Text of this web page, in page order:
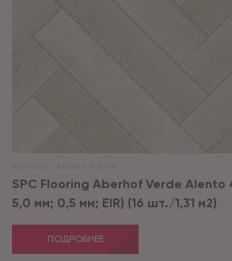
SPC Flooring Aberhof Verde Alento
5,0 мм; 0,5 мм; EIR) (16 шт./1,31 м2)
ПОДРОБНЕЕ